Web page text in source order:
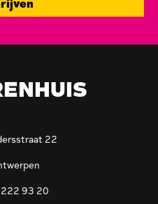
22
93 20